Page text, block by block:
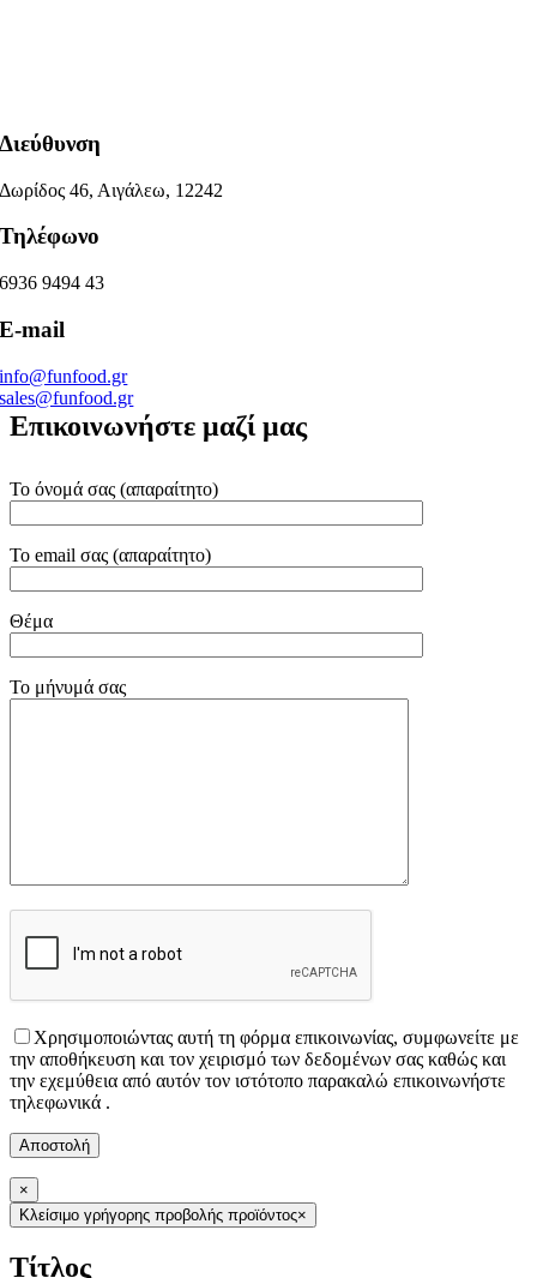
Διεύθυνση
Δωρίδος 46, Αιγάλεω, 12242
Τηλέφωνο
6936 9494 43
E-mail
info@funfood.gr
sales@funfood.gr
Επικοινωνήστε μαζί μας
Το όνομά σας (απαραίτητο)
Το email σας (απαραίτητο)
Θέμα
Το μήνυμά σας
Χρησιμοποιώντας αυτή τη φόρμα επικοινωνίας, συμφωνείτε με
την αποθήκευση και τον χειρισμό των δεδομένων σας καθώς και
την εχεμύθεια από αυτόν τον ιστότοπο παρακαλώ επικοινωνήστε
τηλεφωνικά .
×
Κλείσιμο γρήγορης προβολής προϊόντος×
Τίτλος